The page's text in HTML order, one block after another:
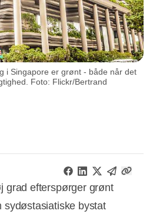
i Singapore er grønt - både når det
Foto: Flickr/Bertrand
grad efterspørger grønt
sydøstasiatiske bystat